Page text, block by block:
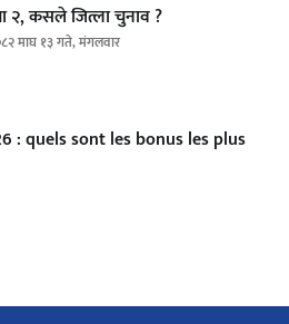
२, कसले जित्ला चुनाव ?
माघ १३ गते, मंगलवार
: quels sont les bonus les plus